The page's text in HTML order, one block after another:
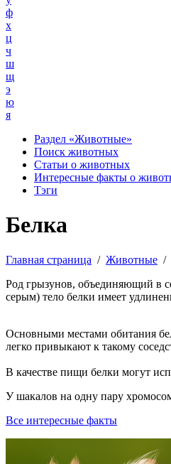
ф
х
ц
ч
ш
щ
э
ю
я
Раздел «Животные»
Поиск животных
Статьи о животных
Интересные факты о
Тэги
Белка
Главная страница / Животные /
Род грызунов, объединяющий в
серым) тело белки имеет
Основными местами обитания
легко привыкают к такому
В качестве пищи белки могут
У шакалов на одну пару
Все интересные факты